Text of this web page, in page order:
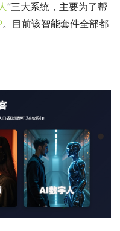
”三大系统，主要为了帮
。目前该智能套件全部都